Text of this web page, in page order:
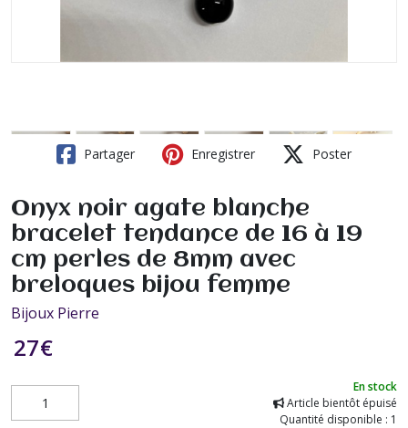
Partager Enregistrer Poster
Onyx noir agate blanche
bracelet tendance de 16 à 19
cm perles de 8mm avec
breloques bijou femme
Bijoux Pierre
27€
En stock
Article bientôt épuisé
Quantité disponible : 1